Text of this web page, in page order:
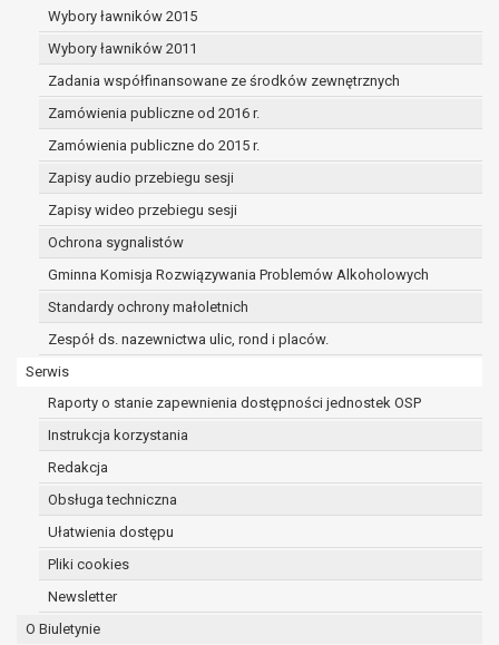
Wybory ławników 2015
Wybory ławników 2011
Zadania współfinansowane ze środków zewnętrznych
Zamówienia publiczne od 2016 r.
Zamówienia publiczne do 2015 r.
Zapisy audio przebiegu sesji
Zapisy wideo przebiegu sesji
Ochrona sygnalistów
Gminna Komisja Rozwiązywania Problemów Alkoholowych
Standardy ochrony małoletnich
Zespół ds. nazewnictwa ulic, rond i placów.
Serwis
Raporty o stanie zapewnienia dostępności jednostek OSP
Instrukcja korzystania
Redakcja
Obsługa techniczna
Ułatwienia dostępu
Pliki cookies
Newsletter
O Biuletynie
dane osobowe muszą być usunięte w
celu wywiązania się z obowiązku
wynikającego z przepisów prawa;
prawo do żądania ograniczenia
przetwarzania danych osobowych na
podstawie art. 18 RODO, w przypadku gdy:
osoba, której dane dotyczą
kwestionuje prawidłowość danych
osobowych – na okres pozwalający
administratorowi sprawdzić
prawidłowość tych danych,
przetwarzanie danych jest niezgodne
z prawem, a osoba, której dane
dotyczą, sprzeciwia się usunięciu
danych, żądając w zamian ich
administrator nie potrzebuje już
danych dla swoich celów, ale osoba,
której dane dotyczą, potrzebuje ich do
roszczeń,
sprzeciw wobec przetwarzania